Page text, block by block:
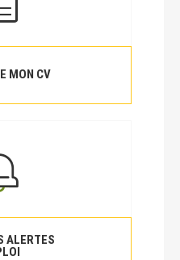
MON CV
ALERTES